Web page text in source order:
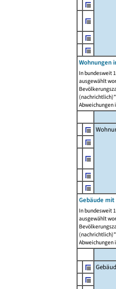
Wohnungen
In bundesweit
ausgewählt
Abweichungen
Gebäude
In bundesweit
ausgewählt
Abweichungen